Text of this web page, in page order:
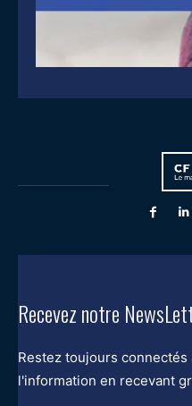
Recevez notre
Restez toujours
l'information en recevant